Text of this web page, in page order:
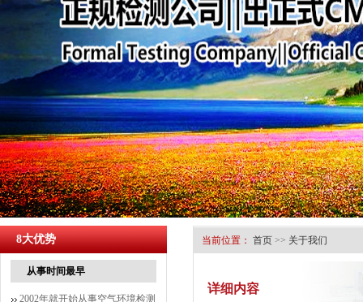
8大优势
从事时间最早
2002年就开始从事空气环境检测
当前位置： 首页 >> 关于我们
详细内容